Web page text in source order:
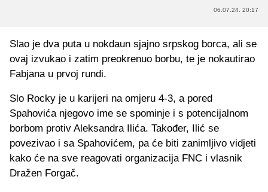
06.07.24. 20:17
Slao je dva puta u nokdaun sjajno srpskog borca, ali se
ovaj izvukao i zatim preokrenuo borbu, te je nokautirao
Fabjana u prvoj rundi.
Slo Rocky je u karijeri na omjeru 4-3, a pored
Spahovića njegovo ime se spominje i s potencijalnom
borbom protiv Aleksandra Ilića. Također, Ilić se
povezivao i sa Spahovićem, pa će biti zanimljivo vidjeti
kako će na sve reagovati organizacija FNC i vlasnik
Dražen Forgač.